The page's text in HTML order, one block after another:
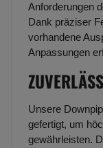
Anforderungen
Dank präziser
vorhandene
Anpassungen
Unsere
gefertigt, um
gewährleisten.